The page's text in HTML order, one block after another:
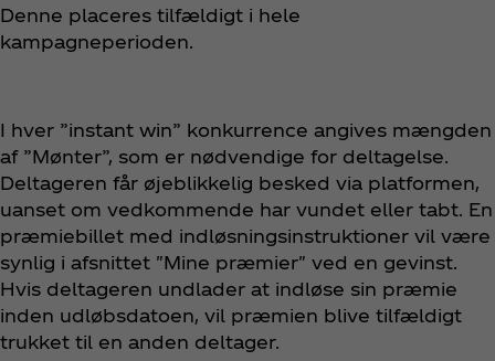
Denne placeres tilfældigt i hele
kampagneperioden.
I hver ”instant win” konkurrence angives mængden
af ”Mønter”, som er nødvendige for deltagelse.
Deltageren får øjeblikkelig besked via platformen,
uanset om vedkommende har vundet eller tabt. En
præmiebillet med indløsningsinstruktioner vil være
synlig i afsnittet "Mine præmier" ved en gevinst.
Hvis deltageren undlader at indløse sin præmie
inden udløbsdatoen, vil præmien blive tilfældigt
trukket til en anden deltager.